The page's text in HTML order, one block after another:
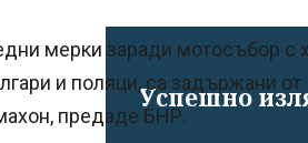
Успешно
мерки заради мотосъбор с
и поляци, са задържани от
предаде БНР.